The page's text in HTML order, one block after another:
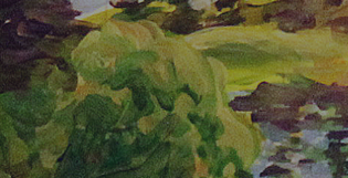
Skip to main content